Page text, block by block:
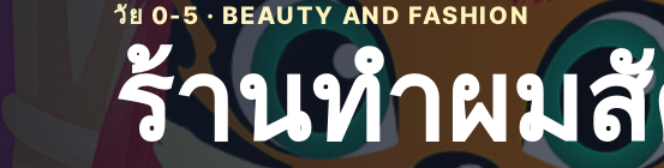
วัย 0-5 · BEAUTY AND FASHION
ร้านทำผม